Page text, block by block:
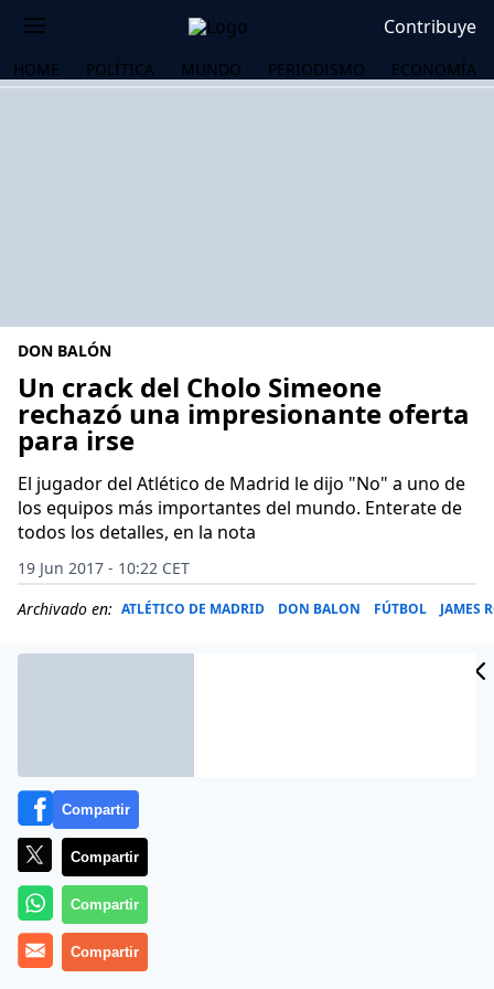
Contribuye
HOME POLÍTICA MUNDO PERIODISMO ECONOMÍA
DON BALÓN
Un crack del Cholo Simeone
rechazó una impresionante oferta
para irse
El jugador del Atlético de Madrid le dijo "No" a uno de
los equipos más importantes del mundo. Enterate de
todos los detalles, en la nota
19 Jun 2017 - 10:22 CET
Archivado en: ATLÉTICO DE MADRID DON BALON FÚTBOL JAMES
Compartir
Compartir
Compartir
Compartir